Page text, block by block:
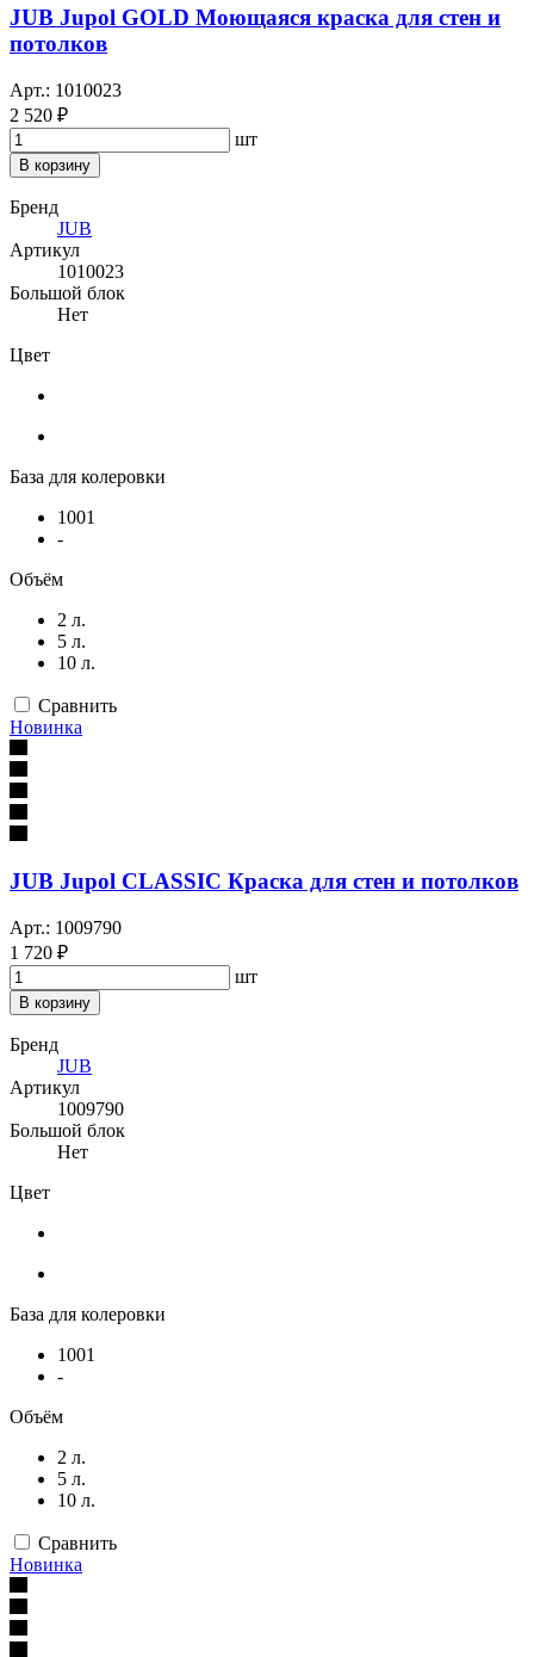
JUB Jupol GOLD Моющаяся краска для стен и
потолков
Арт.: 1010023
2 520 ₽
шт
В корзину
Бренд
JUB
Артикул
1010023
Большой блок
Нет
Цвет
База для колеровки
1001
-
Объём
2 л.
5 л.
10 л.
Сравнить
Новинка
JUB Jupol CLASSIC Краска для стен и потолков
Арт.: 1009790
1 720 ₽
шт
В корзину
Бренд
JUB
Артикул
1009790
Большой блок
Нет
Цвет
База для колеровки
1001
-
Объём
2 л.
5 л.
10 л.
Сравнить
Новинка